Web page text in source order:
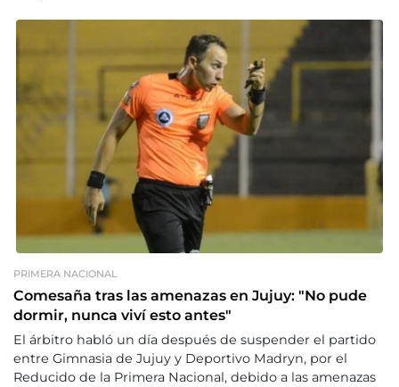
PRIMERA NACIONAL
Comesaña tras las amenazas en Jujuy: "No pude
dormir, nunca viví esto antes"
El árbitro habló un día después de suspender el partido
entre Gimnasia de Jujuy y Deportivo Madryn, por el
Reducido de la Primera Nacional, debido a las amenazas